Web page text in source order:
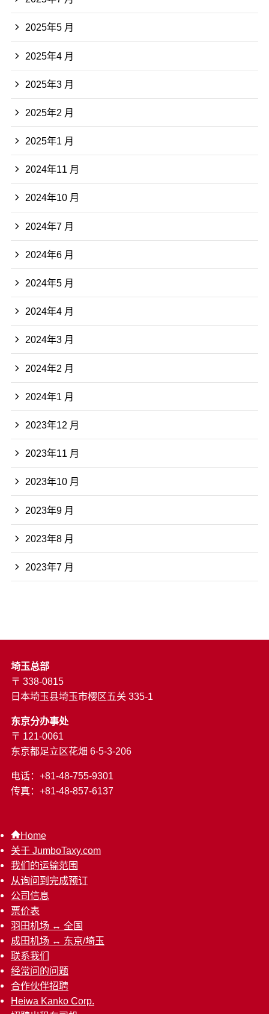
2025年5 月
2025年4 月
2025年3 月
2025年2 月
2025年1 月
2024年11 月
2024年10 月
2024年7 月
2024年6 月
2024年5 月
2024年4 月
2024年3 月
2024年2 月
2024年1 月
2023年12 月
2023年11 月
2023年10 月
2023年9 月
2023年8 月
2023年7 月
埼玉总部
〒 338-0815
日本埼玉县埼玉市樱区五关 335-1
东京分办事处
〒 121-0061
东京都足立区花畑 6-5-3-206
电话：+81-48-755-9301
传真：+81-48-857-6137
Home
关于 JumboTaxy.com
我们的运输范围
从询问到完成预订
公司信息
票价表
羽田机场 ↔︎ 全国
成田机场 ↔︎ 东京/埼玉
联系我们
经常问的问题
合作伙伴招聘
Heiwa Kanko Corp.